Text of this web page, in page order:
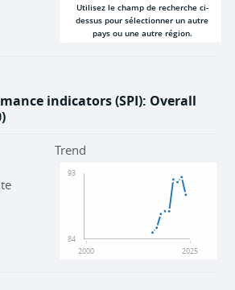
2000 2025
Utilisez le champ de recherche ci-
dessus pour sélectionner un autre
pays ou une autre région.
indicators (SPI): Overall
Trend
2000 2025
84
93